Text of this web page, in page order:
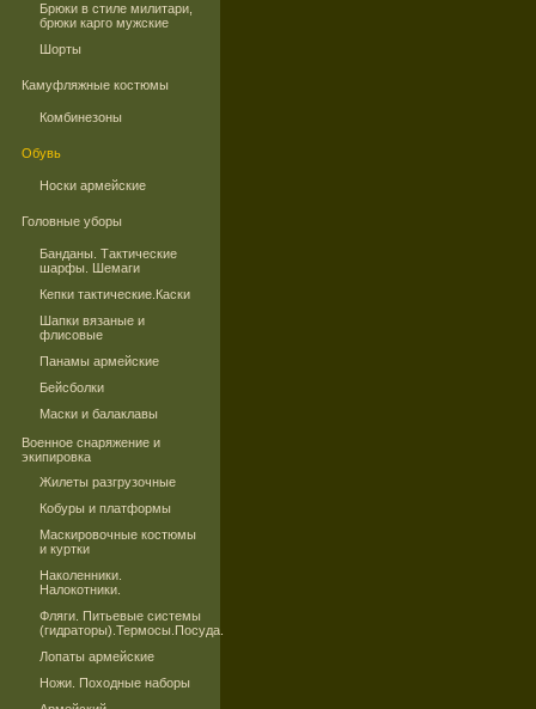
Брюки в стиле милитари,
брюки карго мужские
Шорты
Камуфляжные костюмы
Комбинезоны
Обувь
Носки армейские
Головные уборы
Банданы. Тактические
шарфы. Шемаги
Кепки тактические.Каски
Шапки вязаные и
флисовые
Панамы армейские
Бейсболки
Маски и балаклавы
Военное снаряжение и
экипировка
Жилеты разгрузочные
Кобуры и платформы
Маскировочные костюмы
и куртки
Наколенники.
Налокотники.
Фляги. Питьевые системы
(гидраторы).Термосы.Посуда.
Лопаты армейские
Ножи. Походные наборы